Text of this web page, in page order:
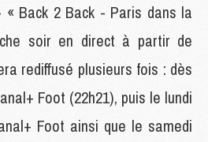
« Back 2 Back - Paris dans la
soir en direct à partir de
rediffusé plusieurs fois : dès
Foot (22h21), puis le lundi
Foot ainsi que le samedi